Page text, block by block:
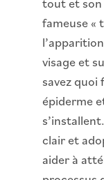
fameuse «
visage et
savez
épiderme
clair et
aider à